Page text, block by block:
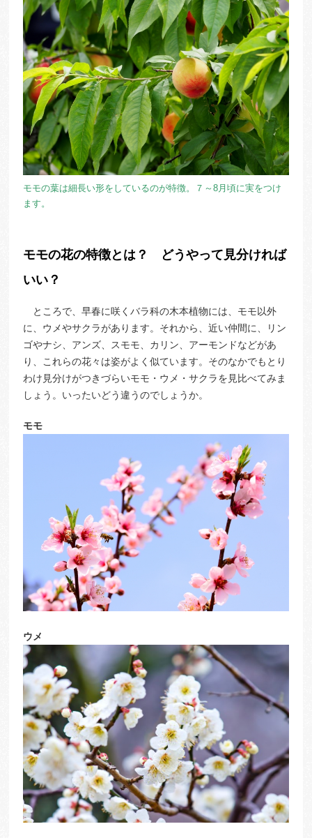
モモの葉は細長い形をしているのが特徴。７～8月頃に実をつけ
ます。
モモの花の特徴とは？ どうやって見分ければ
いい？
ところで、早春に咲くバラ科の木本植物には、モモ以外
に、ウメやサクラがあります。それから、近い仲間に、リン
ゴやナシ、アンズ、スモモ、カリン、アーモンドなどがあ
り、これらの花々は姿がよく似ています。そのなかでもとり
わけ見分けがつきづらいモモ・ウメ・サクラを見比べてみま
しょう。いったいどう違うのでしょうか。
モモ
ウメ